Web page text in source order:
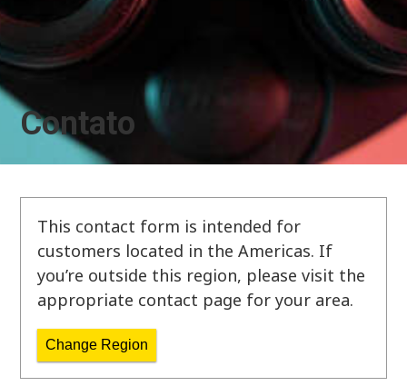
Contato
This contact form is intended for
customers located in the Americas. If
you’re outside this region, please visit the
appropriate contact page for your area.
Change Region